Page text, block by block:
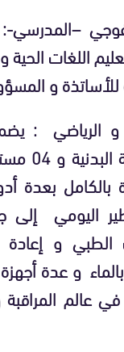
اللغات الحية
و
الرياضي : يضم
بالكامل بعدة
اليومي
الطبي و إعادة
و عدة
عالم المراقبة